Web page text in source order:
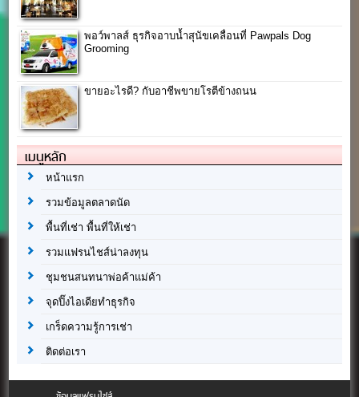
พอว์พาลส์ ธุรกิจอาบน้ำสุนัขเคลื่อนที่ Pawpals Dog
Grooming
ขายอะไรดี? กับอาชีพขายโรตีข้างถนน
เมนูหลัก
หน้าแรก
รวมข้อมูลตลาดนัด
พื้นที่เช่า พื้นที่ให้เช่า
รวมแฟรนไชส์น่าลงทุน
ชุมชนสนทนาพ่อค้าแม่ค้า
จุดปิ๊งไอเดียทำธุรกิจ
เกร็ดความรู้การเช่า
ติดต่อเรา